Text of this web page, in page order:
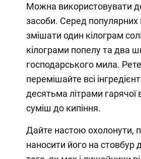
Можна використовувати
засоби. Серед популярних
змішати один кілограм
кілограми попелу та два
господарського мила.
перемішайте всі
десятьма літрами гарячої
суміш до кипіння.
Дайте настою охолонути,
наносити його на стовбур